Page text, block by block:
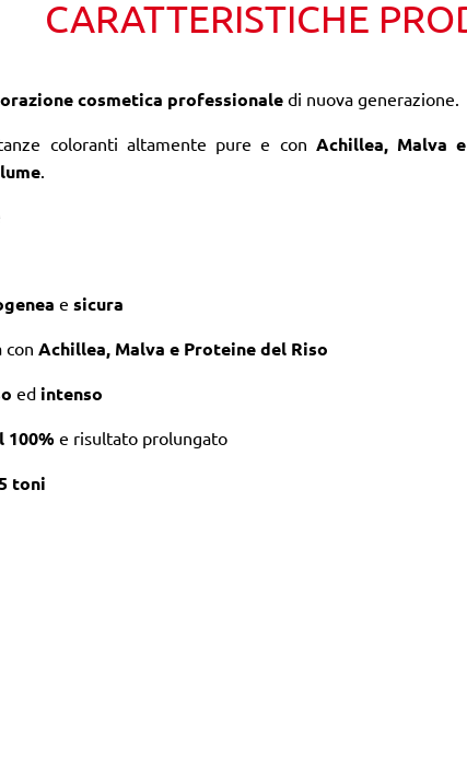
CARATTERISTICHE
cosmetica professionaledi nuova generazione.
coloranti altamente pure e con Achillea, Malva
.
e sicura
con Achillea, Malva e Proteine del Riso
edintenso
100% e risultato prolungato
toni